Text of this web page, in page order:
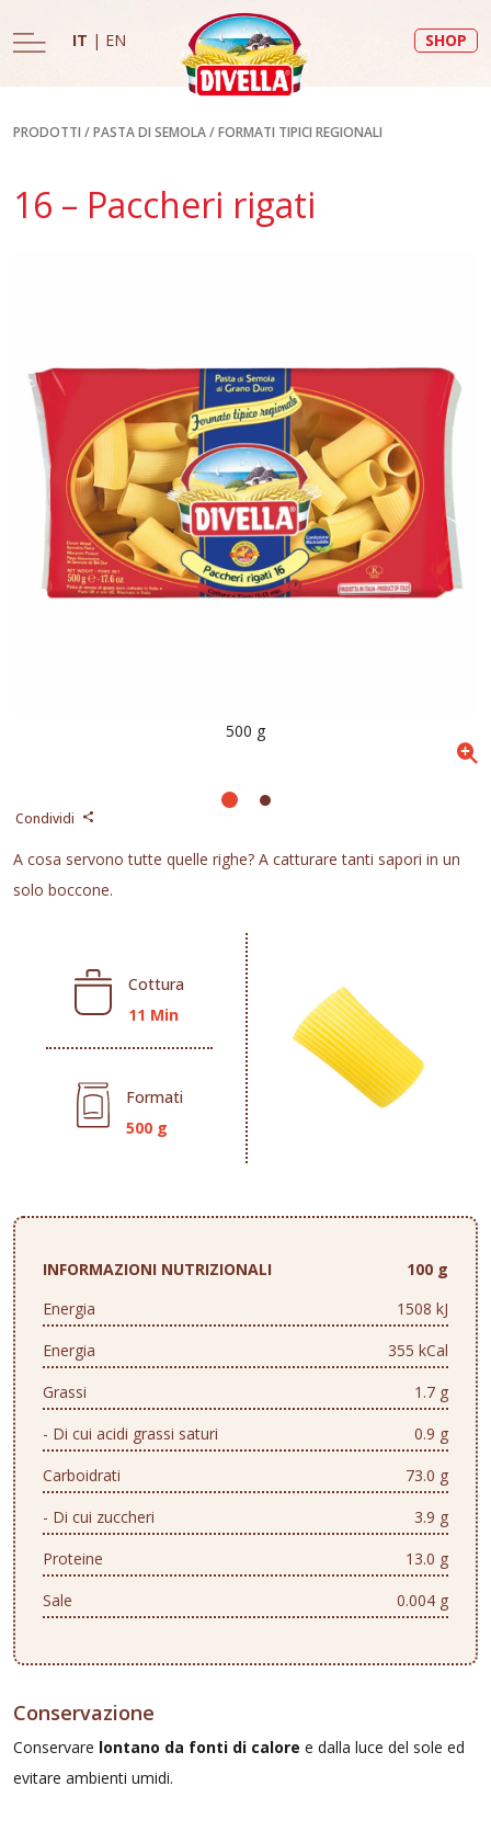
IT | EN SHOP
PRODOTTI /PASTA DI SEMOLA/FORMATI TIPICI REGIONALI
16 – Paccheri rigati
Condividi
A cosa servono tutte quelle righe? A catturare tanti sapori in un
solo boccone.
Cottura
11 Min
Formati
500 g
INFORMAZIONI NUTRIZIONALI
100 g
Energia
1508 kJ
Energia
355 kCal
Grassi
1.7 g
- Di cui acidi grassi saturi
0.9 g
Carboidrati
73.0 g
- Di cui zuccheri
3.9 g
Proteine
13.0 g
Sale
0.004 g
Conservazione
Conservare lontano da fonti di calore e dalla luce del sole ed
evitare ambienti umidi.
500 g